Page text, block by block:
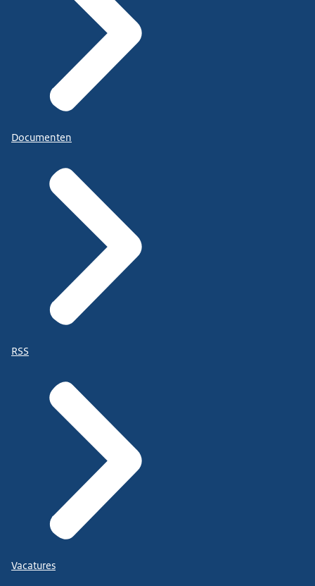
Documenten
RSS
Vacatures